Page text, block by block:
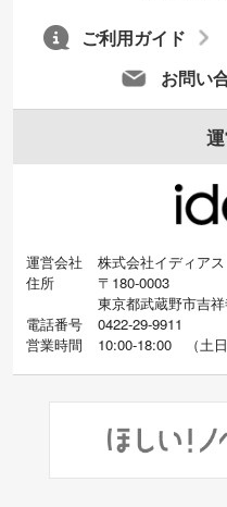
お問い
ご利用ガイド
運営会社
株式会社イディアス
住所
〒180-0003
東京都武蔵野市吉
電話番号
0422-29-9911
営業時間
10:00-18:00 （土